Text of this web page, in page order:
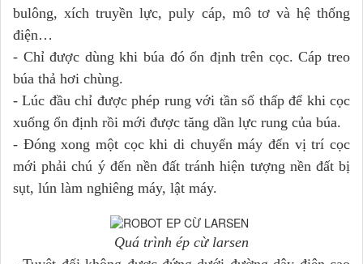
bulông, xích truyền lực, puly cáp, mô tơ và hệ thống
điện…
- Chỉ đ­ược dùng khi búa đó ổn định trên cọc. Cáp treo
búa thả hơi chùng.
- Lúc đầu chỉ đ­ược phép rung với tần số thấp để khi cọc
xuống ổn định rồi mới được tăng dần lực rung của búa.
- Đóng xong một cọc khi di chuyển máy đến vị trí cọc
mới phải chú ý đến nền đất tránh hiện t­ượng nền đất bị
sụt, lún làm nghiêng máy, lật máy.
Quá trình ép cừ larsen